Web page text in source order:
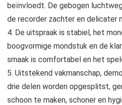
beïnvloedt. De gebogen
de recorder zachter en delicater
4. De uitspraak is stabiel, het
boogvormige mondstuk en de
smaak is comfortabel en het
5. Uitstekend vakmanschap,
drie delen worden opgesplitst,
schoon te maken, schoner en